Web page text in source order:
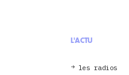
L'ACTU
les radios